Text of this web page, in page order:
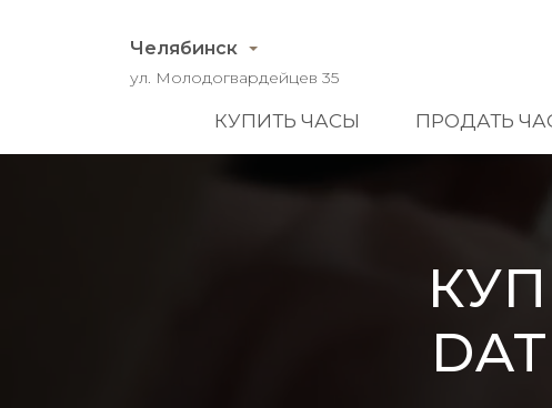
Челябинск
ул. Молодогвардейцев 35
КУПИТЬ ЧАСЫ ПРОДАТЬ